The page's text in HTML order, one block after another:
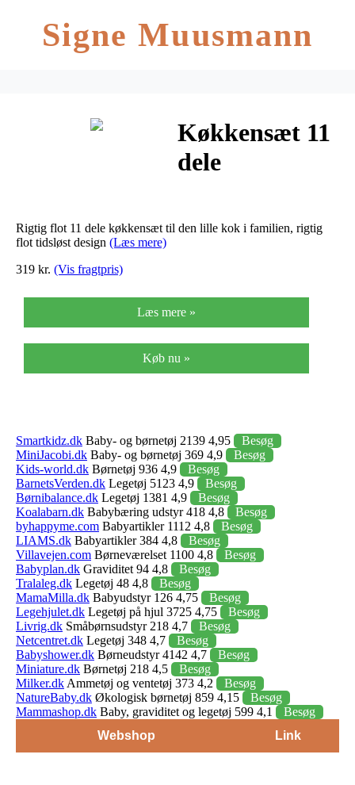
Signe Muusmann
Køkkensæt 11
dele
Rigtig flot 11 dele køkkensæt til den lille kok i familien, rigtig
flot tidsløst design (Læs mere)
319 kr. (Vis fragtpris)
Læs mere »
Køb nu »
Smartkidz.dk Baby- og børnetøj 2139 4,95
Besøg
MiniJacobi.dk Baby- og børnetøj 369 4,9
Besøg
Kids-world.dk Børnetøj 936 4,9
Besøg
BarnetsVerden.dk Legetøj 5123 4,9
Besøg
Børnibalance.dk Legetøj 1381 4,9
Besøg
Koalabarn.dk Babybæring udstyr 418 4,8
Besøg
byhappyme.com Babyartikler 1112 4,8
Besøg
LIAMS.dk Babyartikler 384 4,8
Besøg
Villavejen.com Børneværelset 1100 4,8
Besøg
Babyplan.dk Graviditet 94 4,8
Besøg
Tralaleg.dk Legetøj 48 4,8
Besøg
MamaMilla.dk Babyudstyr 126 4,75
Besøg
Legehjulet.dk Legetøj på hjul 3725 4,75
Besøg
Livrig.dk Småbørnsudstyr 218 4,7
Besøg
Netcentret.dk Legetøj 348 4,7
Besøg
Babyshower.dk Børneudstyr 4142 4,7
Besøg
Miniature.dk Børnetøj 218 4,5
Besøg
Milker.dk Ammetøj og ventetøj 373 4,2
Besøg
NatureBaby.dk Økologisk børnetøj 859 4,15
Besøg
Mammashop.dk Baby, graviditet og legetøj 599 4,1
Besøg
Webshop
Link